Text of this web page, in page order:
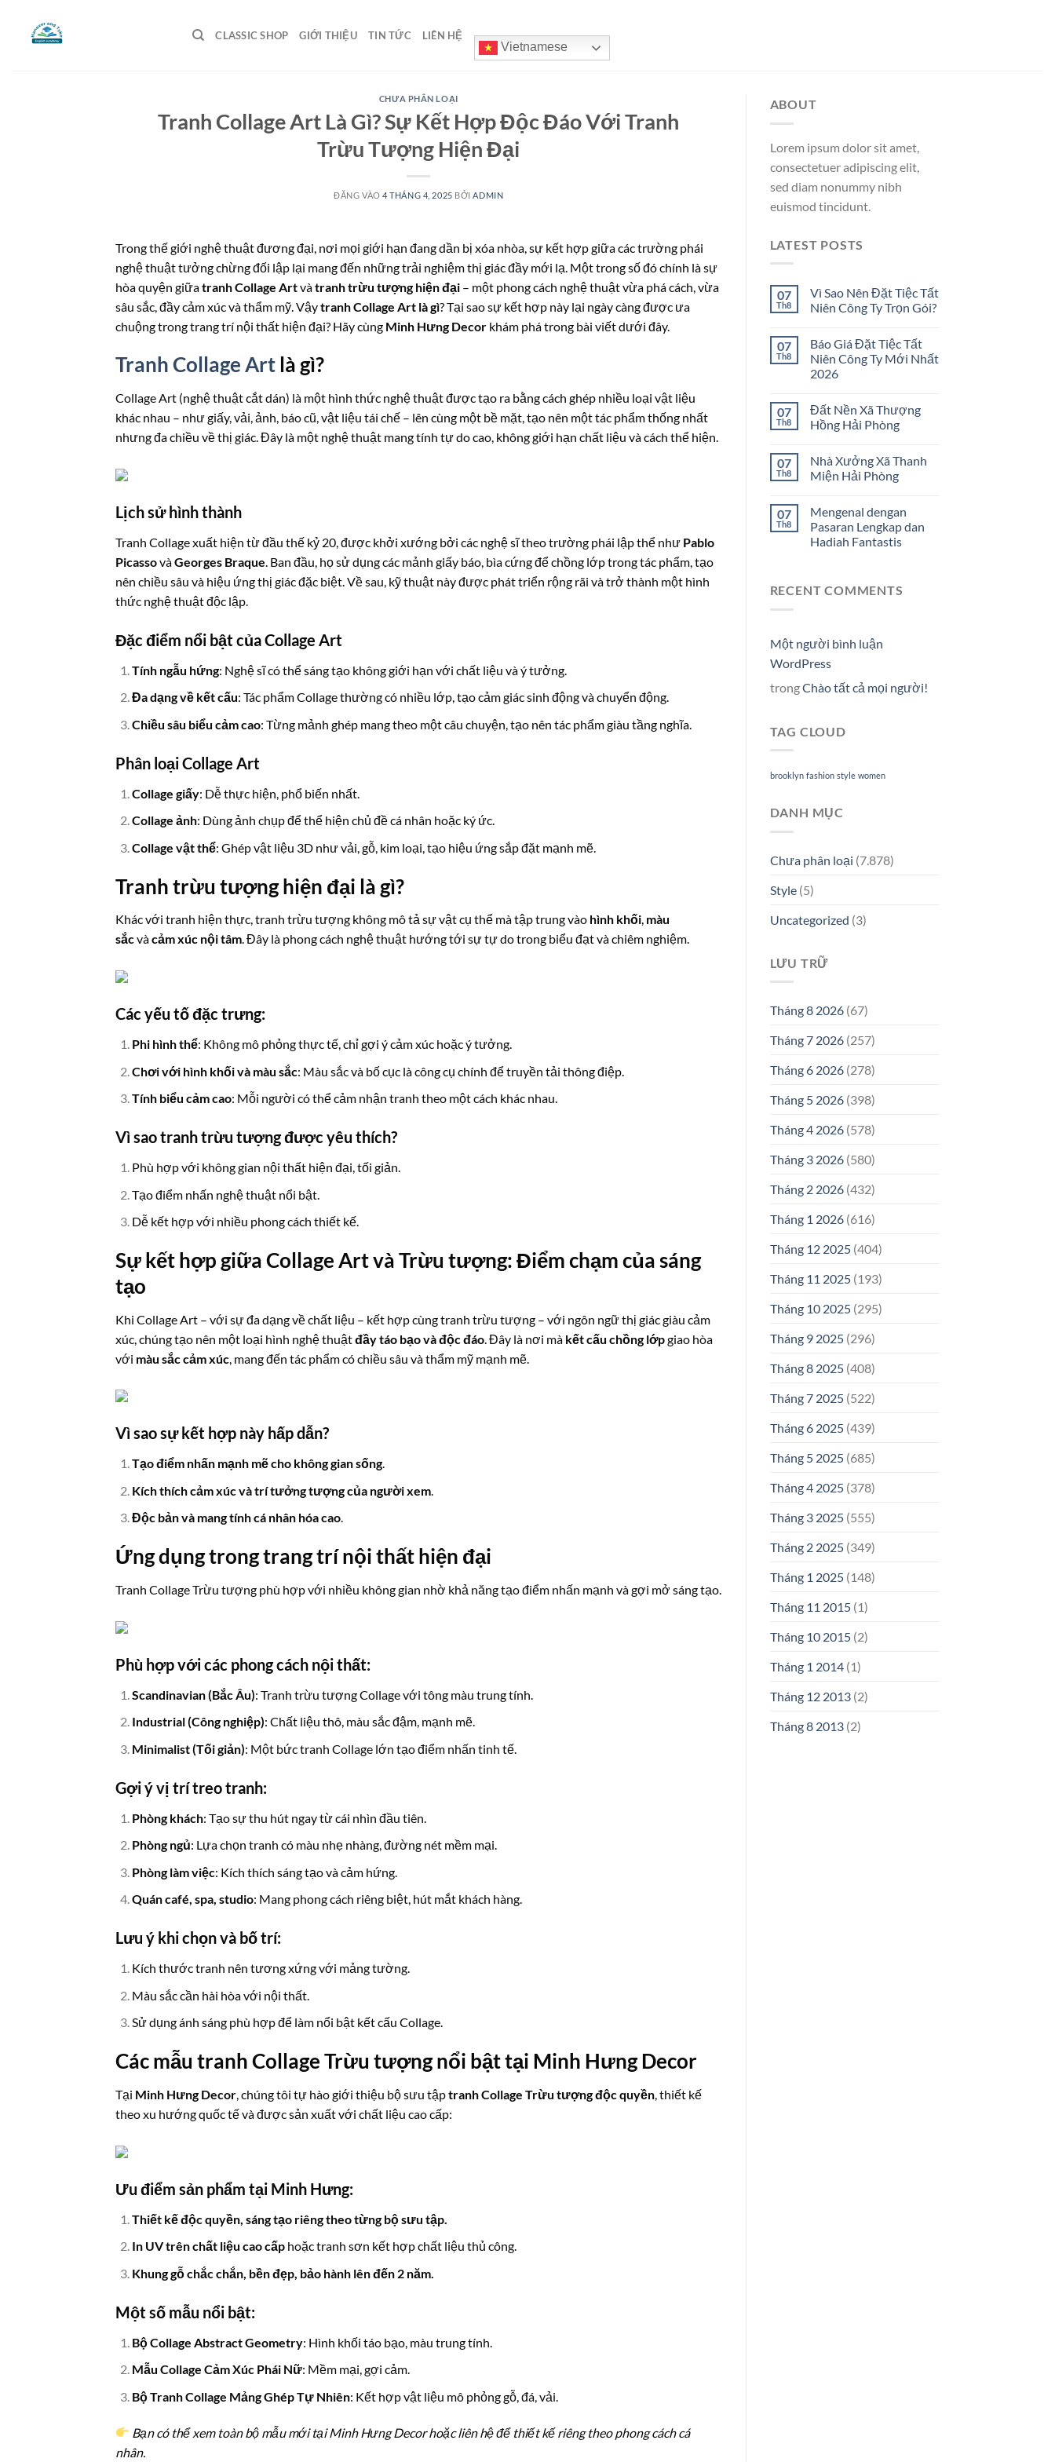
CLASSIC SHOP GIỚI THIỆU TIN TỨC LIÊN HỆ
Vietnamese
CHƯA PHÂN LOẠI
Tranh Collage Art Là Gì? Sự Kết Hợp Độc Đáo Với Tranh
Trừu Tượng Hiện Đại
ĐĂNG VÀO4 THÁNG 4, 2025 BỞI ADMIN
Trong thế giới nghệ thuật đương đại, nơi mọi giới hạn đang dần bị xóa nhòa, sự kết hợp giữa các trường phái
nghệ thuật tưởng chừng đối lập lại mang đến những trải nghiệm thị giác đầy mới lạ. Một trong số đó chính là sự
hòa quyện giữatranh Collage Artvàtranh trừu tượng hiện đại – một phong cách nghệ thuật vừa phá cách, vừa
sâu sắc, đầy cảm xúc và thẩm mỹ. Vậytranh Collage Art là gì? Tại sao sự kết hợp này lại ngày càng được ưa
chuộng trong trang trí nội thất hiện đại? Hãy cùng Minh Hưng Decor khám phá trong bài viết dưới đây.
Tranh Collage Art là gì?
Collage Art (nghệ thuật cắt dán) là một hình thức nghệ thuật được tạo ra bằng cách ghép nhiều loại vật liệu
khác nhau – như giấy, vải, ảnh, báo cũ, vật liệu tái chế – lên cùng một bề mặt, tạo nên một tác phẩm thống nhất
nhưng đa chiều về thị giác. Đây là một nghệ thuật mang tính tự do cao, không giới hạn chất liệu và cách thể hiện.
Lịch sử hình thành
Tranh Collage xuất hiện từ đầu thế kỷ 20, được khởi xướng bởi các nghệ sĩ theo trường phái lập thể như Pablo
PicassovàGeorges Braque . Ban đầu, họ sử dụng các mảnh giấy báo, bìa cứng để chồng lớp trong tác phẩm, tạo
nên chiều sâu và hiệu ứng thị giác đặc biệt. Về sau, kỹ thuật này được phát triển rộng rãi và trở thành một hình
thức nghệ thuật độc lập.
Đặc điểm nổi bật của Collage Art
Tính ngẫu hứng: Nghệ sĩ có thể sáng tạo không giới hạn với chất liệu và ý tưởng.
Đa dạng về kết cấu: Tác phẩm Collage thường có nhiều lớp, tạo cảm giác sinh động và chuyển động.
Chiều sâu biểu cảm cao: Từng mảnh ghép mang theo một câu chuyện, tạo nên tác phẩm giàu tầng nghĩa.
Phân loại Collage Art
Collage giấy: Dễ thực hiện, phổ biến nhất.
Collage ảnh: Dùng ảnh chụp để thể hiện chủ đề cá nhân hoặc ký ức.
Collage vật thể: Ghép vật liệu 3D như vải, gỗ, kim loại, tạo hiệu ứng sắp đặt mạnh mẽ.
Tranh trừu tượng hiện đại là gì?
Khác với tranh hiện thực, tranh trừu tượng không mô tả sự vật cụ thể mà tập trung vào hình khối, màu
sắcvàcảm xúc nội tâm. Đây là phong cách nghệ thuật hướng tới sự tự do trong biểu đạt và chiêm nghiệm.
Các yếu tố đặc trưng:
Phi hình thể: Không mô phỏng thực tế, chỉ gợi ý cảm xúc hoặc ý tưởng.
Chơi với hình khối và màu sắc: Màu sắc và bố cục là công cụ chính để truyền tải thông điệp.
Tính biểu cảm cao: Mỗi người có thể cảm nhận tranh theo một cách khác nhau.
Vì sao tranh trừu tượng được yêu thích?
Phù hợp với không gian nội thất hiện đại, tối giản.
Tạo điểm nhấn nghệ thuật nổi bật.
Dễ kết hợp với nhiều phong cách thiết kế.
Sự kết hợp giữa Collage Art và Trừu tượng: Điểm chạm của sáng
tạo
Khi Collage Art – với sự đa dạng về chất liệu – kết hợp cùng tranh trừu tượng – với ngôn ngữ thị giác giàu cảm
xúc, chúng tạo nên một loại hình nghệ thuậtđầy táo bạo và độc đáo . Đây là nơi mà kết cấu chồng lớpgiao hòa
với màu sắc cảm xúc , mang đến tác phẩm có chiều sâu và thẩm mỹ mạnh mẽ.
Vì sao sự kết hợp này hấp dẫn?
Tạo điểm nhấn mạnh mẽ cho không gian sống.
Kích thích cảm xúc và trí tưởng tượng của người xem.
Độc bản và mang tính cá nhân hóa cao.
Ứng dụng trong trang trí nội thất hiện đại
Tranh Collage Trừu tượng phù hợp với nhiều không gian nhờ khả năng tạo điểm nhấn mạnh và gợi mở sáng tạo.
Phù hợp với các phong cách nội thất:
Scandinavian (Bắc Âu): Tranh trừu tượng Collage với tông màu trung tính.
Industrial (Công nghiệp): Chất liệu thô, màu sắc đậm, mạnh mẽ.
Minimalist (Tối giản): Một bức tranh Collage lớn tạo điểm nhấn tinh tế.
Gợi ý vị trí treo tranh:
Phòng khách: Tạo sự thu hút ngay từ cái nhìn đầu tiên.
Phòng ngủ: Lựa chọn tranh có màu nhẹ nhàng, đường nét mềm mại.
Phòng làm việc: Kích thích sáng tạo và cảm hứng.
Quán café, spa, studio: Mang phong cách riêng biệt, hút mắt khách hàng.
Lưu ý khi chọn và bố trí:
Kích thước tranh nên tương xứng với mảng tường.
Màu sắc cần hài hòa với nội thất.
Sử dụng ánh sáng phù hợp để làm nổi bật kết cấu Collage.
Các mẫu tranh Collage Trừu tượng nổi bật tại Minh Hưng Decor
Tại Minh Hưng Decor, chúng tôi tự hào giới thiệu bộ sưu tậptranh Collage Trừu tượng độc quyền, thiết kế
theo xu hướng quốc tế và được sản xuất với chất liệu cao cấp:
Ưu điểm sản phẩm tại Minh Hưng:
Thiết kế độc quyền, sáng tạo riêng theo từng bộ sưu tập.
In UV trên chất liệu cao cấphoặc tranh sơn kết hợp chất liệu thủ công.
Khung gỗ chắc chắn, bền đẹp, bảo hành lên đến 2 năm.
Một số mẫu nổi bật:
Bộ Collage Abstract Geometry: Hình khối táo bạo, màu trung tính.
Mẫu Collage Cảm Xúc Phái Nữ: Mềm mại, gợi cảm.
Bộ Tranh Collage Mảng Ghép Tự Nhiên: Kết hợp vật liệu mô phỏng gỗ, đá, vải.
Bạn có thể xem toàn bộ mẫu mới tại Minh Hưng Decor hoặc liên hệ để thiết kế riêng theo phong cách cá
nhân.
ABOUT
Lorem ipsum dolor sit amet,
consectetuer adipiscing elit,
sed diam nonummy nibh
euismod tincidunt.
LATEST POSTS
07
Th8
Vì Sao Nên Đặt Tiệc Tất
Niên Công Ty Trọn Gói?
07
Th8
Báo Giá Đặt Tiệc Tất
Niên Công Ty Mới Nhất
2026
07
Th8
Đất Nền Xã Thượng
Hồng Hải Phòng
07
Th8
Nhà Xưởng Xã Thanh
Miện Hải Phòng
07
Th8
Mengenal dengan
Pasaran Lengkap dan
Hadiah Fantastis
RECENT COMMENTS
Một người bình luận
WordPress
trongChào tất cả mọi người!
TAG CLOUD
brooklyn fashion style women
DANH MỤC
Chưa phân loại (7.878)
Style(5)
Uncategorized (3)
LƯU TRỮ
Tháng 8 2026(67)
Tháng 7 2026(257)
Tháng 6 2026(278)
Tháng 5 2026(398)
Tháng 4 2026(578)
Tháng 3 2026(580)
Tháng 2 2026(432)
Tháng 1 2026(616)
Tháng 12 2025(404)
Tháng 11 2025(193)
Tháng 10 2025(295)
Tháng 9 2025(296)
Tháng 8 2025(408)
Tháng 7 2025(522)
Tháng 6 2025(439)
Tháng 5 2025(685)
Tháng 4 2025(378)
Tháng 3 2025(555)
Tháng 2 2025(349)
Tháng 1 2025(148)
Tháng 11 2015(1)
Tháng 10 2015(2)
Tháng 1 2014(1)
Tháng 12 2013(2)
Tháng 8 2013(2)